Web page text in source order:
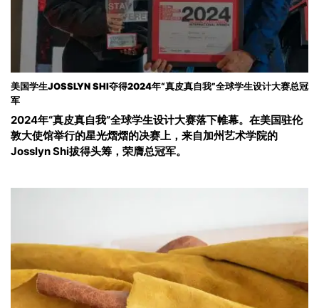
美国学生JOSSLYN SHI夺得2024年“真皮真自我”全球学生设计大赛总冠
军
2024年“真皮真自我”全球学生设计大赛落下帷幕。在美国驻伦
敦大使馆举行的星光熠熠的决赛上，来自加州艺术学院的
Josslyn Shi拔得头筹，荣膺总冠军。